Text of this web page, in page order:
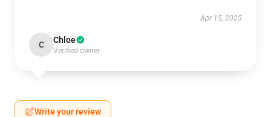
Apr 15, 2025
C Chloe
Verified owner
Write your review